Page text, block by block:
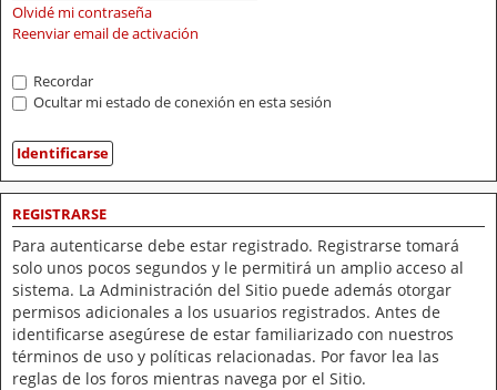
Olvidé mi contraseña
Reenviar email de activación
Recordar
Ocultar mi estado de conexión en esta sesión
REGISTRARSE
Para autenticarse debe estar registrado. Registrarse tomará
solo unos pocos segundos y le permitirá un amplio acceso al
sistema. La Administración del Sitio puede además otorgar
permisos adicionales a los usuarios registrados. Antes de
identificarse asegúrese de estar familiarizado con nuestros
términos de uso y políticas relacionadas. Por favor lea las
reglas de los foros mientras navega por el Sitio.